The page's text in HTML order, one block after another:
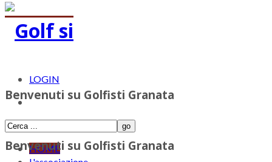
LOGIN
HOME
Benvenuti su Golfisti Granata
Benvenuti su Golfisti Granata